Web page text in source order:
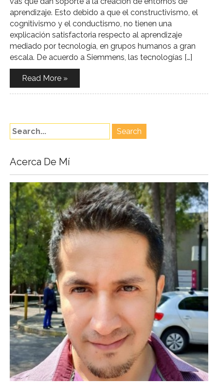
aprendizaje. Esto debido a que el constructivismo, el
cognitivismo y el conductismo, no tienen una
explicación satisfactoria respecto al aprendizaje
mediado por tecnología, en grupos humanos a gran
escala. De acuerdo a Siemmens, las tecnologías […]
Read More »
Acerca De Mí